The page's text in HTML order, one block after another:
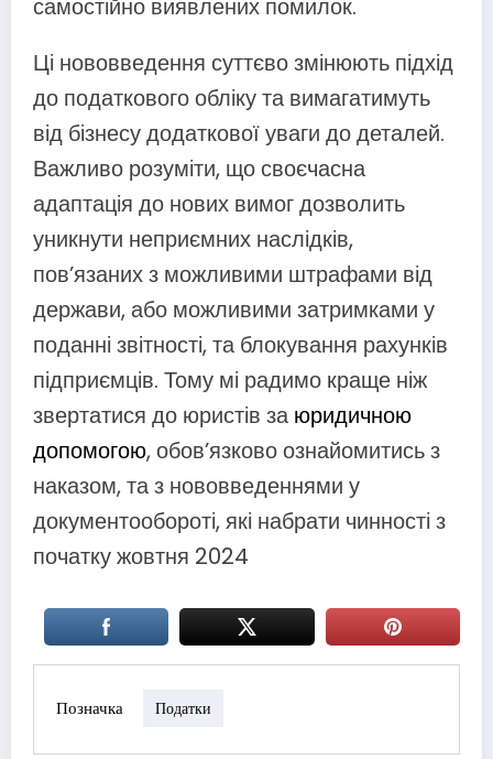
Ці нововведення суттєво змінюють підхід
до податкового обліку та вимагатимуть
від бізнесу додаткової уваги до деталей.
Важливо розуміти, що своєчасна
адаптація до нових вимог дозволить
уникнути неприємних наслідків,
пов’язаних з можливими штрафами від
держави, або можливими затримками у
поданні звітності, та блокування рахунків
підприємців. Тому мі радимо краще ніж
звертатися до юристів за юридичною
допомогою, обов’язково ознайомитись з
наказом, та з нововведеннями у
документообороті, які набрати чинності з
початку жовтня 2024
Позначка Податки